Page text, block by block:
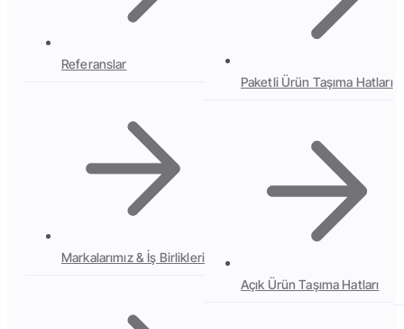
Referanslar
Markalarımız & İş Birlikleri
Paketli Ürün Taşıma Hatları
Açık Ürün Taşıma Hatları